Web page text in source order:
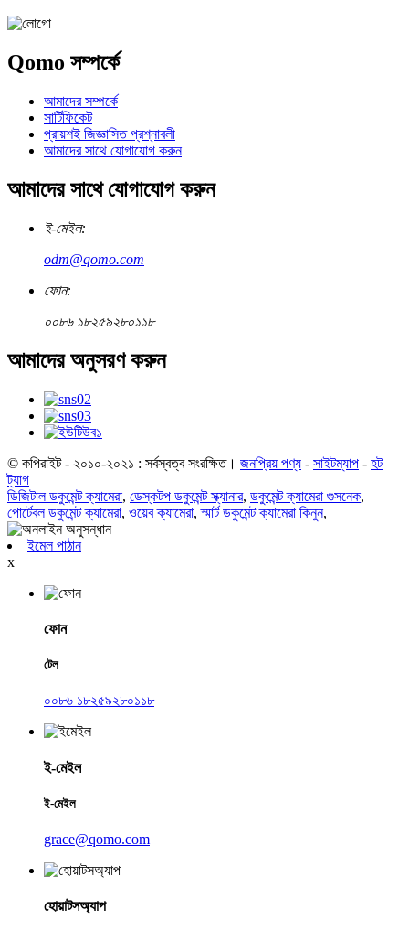
Qomo সম্পর্কে
আমাদের সম্পর্কে
সার্টিফিকেট
প্রায়শই জিজ্ঞাসিত প্রশ্নাবলী
আমাদের সাথে যোগাযোগ করুন
আমাদের সাথে যোগাযোগ করুন
ই-মেইল:
odm@qomo.com
ফোন:
০০৮৬ ১৮২৫৯২৮০১১৮
আমাদের অনুসরণ করুন
© কপিরাইট - ২০১০-২০২১ : সর্বস্বত্ব সংরক্ষিত। জনপ্রিয় পণ্য - সাইটম্যাপ - হট
ট্যাগ
ডিজিটাল ডকুমেন্ট ক্যামেরা, ডেস্কটপ ডকুমেন্ট স্ক্যানার, ডকুমেন্ট ক্যামেরা গুসনেক,
পোর্টেবল ডকুমেন্ট ক্যামেরা, ওয়েব ক্যামেরা,স্মার্ট ডকুমেন্ট ক্যামেরা কিনুন,
ইমেল পাঠান
x
ফোন
টেল
০০৮৬ ১৮২৫৯২৮০১১৮
ই-মেইল
ই-মেইল
grace@qomo.com
হোয়াটসঅ্যাপ